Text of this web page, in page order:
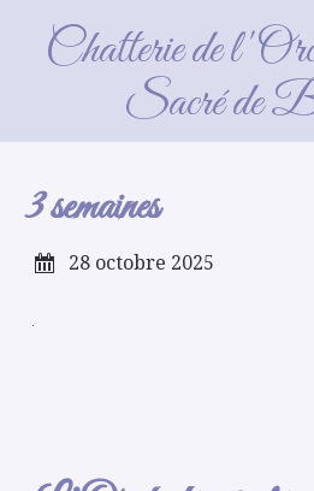
Chatterie de
Sacré de
3 semaines
3 semaines
28 octobre 2025